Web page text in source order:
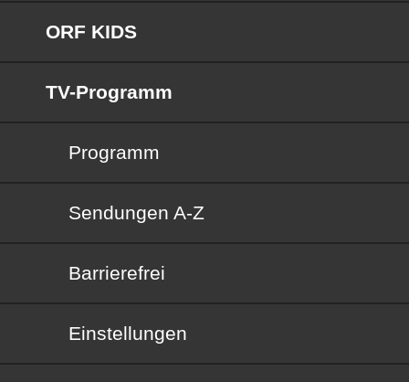
ORF KIDS
TV-Programm
Programm
Sendungen von A bis Z
Sendungen A-Z
Barrierefrei
Barrierefrei
Einstellungen